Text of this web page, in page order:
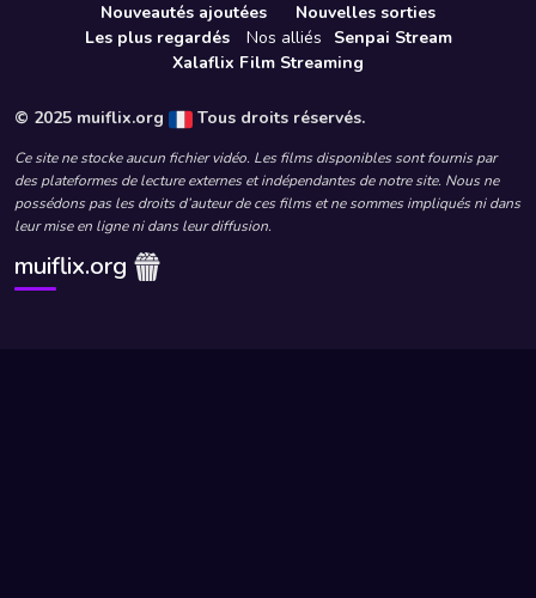
Nouveautés ajoutées
Nouvelles sorties
Les plus regardés
Nos alliés
Senpai Stream
Xalaflix Film Streaming
© 2025 muiflix.org Tous droits réservés.
Ce site ne stocke aucun fichier vidéo. Les films disponibles sont fournis par
des plateformes de lecture externes et indépendantes de notre site. Nous ne
possédons pas les droits d’auteur de ces films et ne sommes impliqués ni dans
leur mise en ligne ni dans leur diffusion.
muiflix.org